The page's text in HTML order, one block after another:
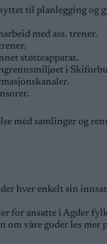
til planlegging og
med ass. trener.
støtteapparat.
i
med samlinger og
hver enkelt sin
for ansatte i Agder
våre goder les mer